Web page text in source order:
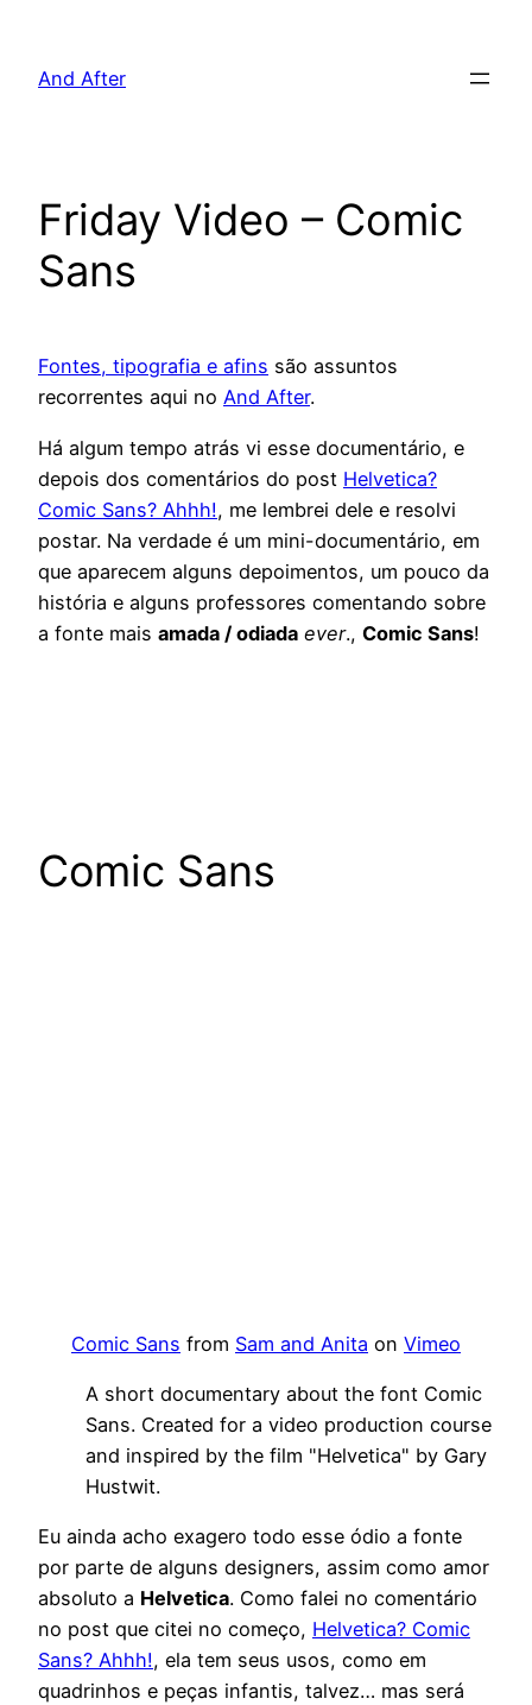
And After
Friday Video – Comic
Sans
Fontes, tipografia e afins são assuntos
recorrentes aqui no And After.
Há algum tempo atrás vi esse documentário, e
depois dos comentários do post Helvetica?
Comic Sans? Ahhh!, me lembrei dele e resolvi
postar. Na verdade é um mini-documentário, em
que aparecem alguns depoimentos, um pouco da
história e alguns professores comentando sobre
a fonte mais amada / odiada ever., Comic Sans!
Comic Sans
Comic Sans from Sam and Anita on Vimeo
A short documentary about the font Comic
Sans. Created for a video production course
and inspired by the film "Helvetica" by Gary
Hustwit.
Eu ainda acho exagero todo esse ódio a fonte
por parte de alguns designers, assim como amor
absoluto a Helvetica. Como falei no comentário
no post que citei no começo, Helvetica? Comic
Sans? Ahhh!, ela tem seus usos, como em
quadrinhos e peças infantis, talvez… mas será